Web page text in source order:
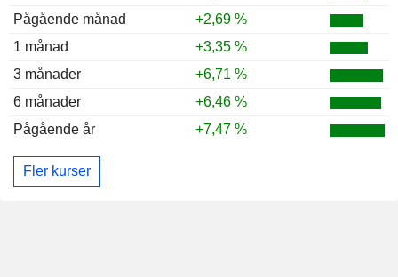
Pågående månad
+2,69 %
1 månad
+3,35 %
3 månader
+6,71 %
6 månader
+6,46 %
Pågående år
+7,47 %
Fler kurser